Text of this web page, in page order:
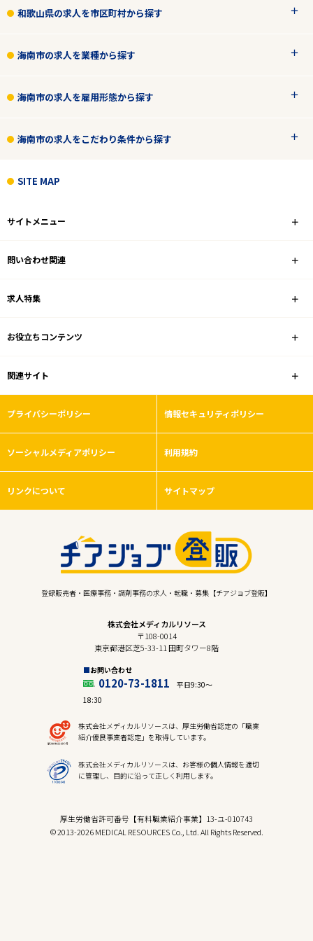
和歌山県の求人を市区町村から探す
海南市の求人を業種から探す
海南市の求人を雇用形態から探す
海南市の求人をこだわり条件から探す
SITE MAP
サイトメニュー
問い合わせ関連
求人特集
お役立ちコンテンツ
関連サイト
プライバシーポリシー 情報セキュリティポリシー
ソーシャルメディアポリシー 利用規約
リンクについて サイトマップ
登録販売者・医療事務・調剤事務の求人・転職・募集【チアジョブ登販】
株式会社メディカルリソース
〒108-0014
東京都港区芝5-33-11 田町タワー8階
お問い合わせ
0120-73-1811
平日9:30〜
18:30
株式会社メディカルリソースは、厚生労働省認定の「職業
紹介優良事業者認定」を取得しています。
株式会社メディカルリソースは、お客様の個人情報を適切
に管理し、目的に沿って正しく利用します。
厚生労働省許可番号【有料職業紹介事業】13-ユ-010743
© 2013-2026 MEDICAL RESOURCES Co., Ltd. All Rights Reserved.